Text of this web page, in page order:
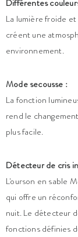
Différentes
La lumière froide
créent une
environnement.
Mode secousse :
La fonction
rend le
plus facile.
Détecteur de cris
L'ourson en sable
qui offre un
nuit. Le détecteur
fonctions définies